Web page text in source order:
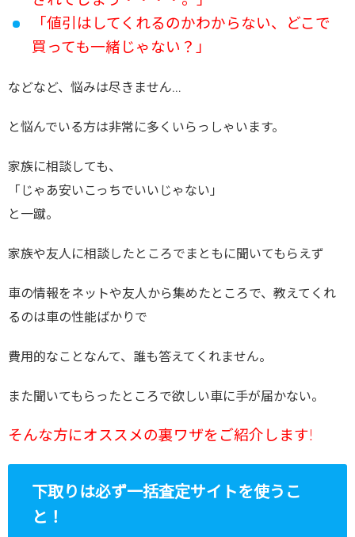
「値引はしてくれるのかわからない、どこで
買っても一緒じゃない？」
などなど、悩みは尽きません…
と悩んでいる方は非常に多くいらっしゃいます。
家族に相談しても、
「じゃあ安いこっちでいいじゃない」
と一蹴。
家族や友人に相談したところでまともに聞いてもらえず
車の情報をネットや友人から集めたところで、教えてくれ
るのは車の性能ばかりで
費用的なことなんて、誰も答えてくれません。
また聞いてもらったところで欲しい車に手が届かない。
そんな方にオススメの裏ワザをご紹介します!
下取りは必ず一括査定サイトを使うこ
と！